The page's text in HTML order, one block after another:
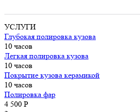
УСЛУГИ
Глубокая полировка кузова
10 часов
Легкая полировка кузова
10 часов
Покрытие кузова керамикой
10 часов
Полировка фар
4 500 P